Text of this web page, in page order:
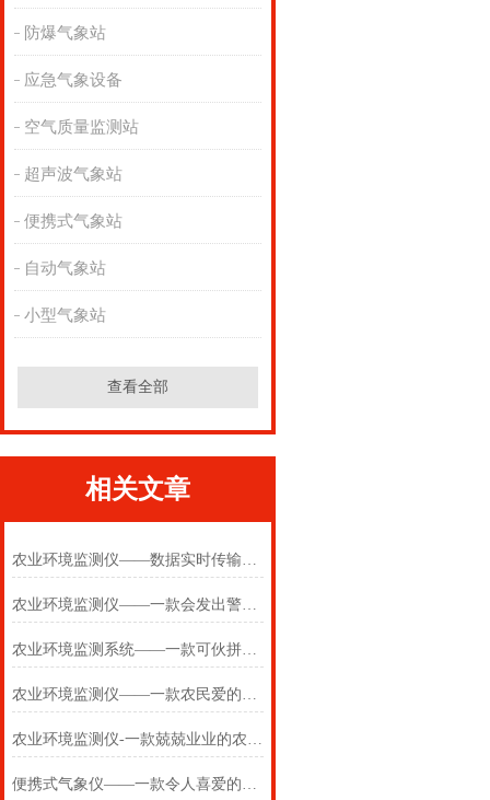
防爆气象站
应急气象设备
空气质量监测站
超声波气象站
便携式气象站
自动气象站
小型气象站
查看全部
相关文章
农业环境监测仪——数据实时传输的农业环境监测系统2024(万象推送)
农业环境监测仪——一款会发出警报的农业环境监测系统2024(万象推送)
农业环境监测系统——一款可伙拼的农业小气候观测设备
农业环境监测仪——一款农民爱的农业环境监测系统2025(万象推送)
农业环境监测仪-一款兢兢业业的农业环境监测系统#2022已更新
便携式气象仪——一款令人喜爱的移动气象站2024(万象推送)